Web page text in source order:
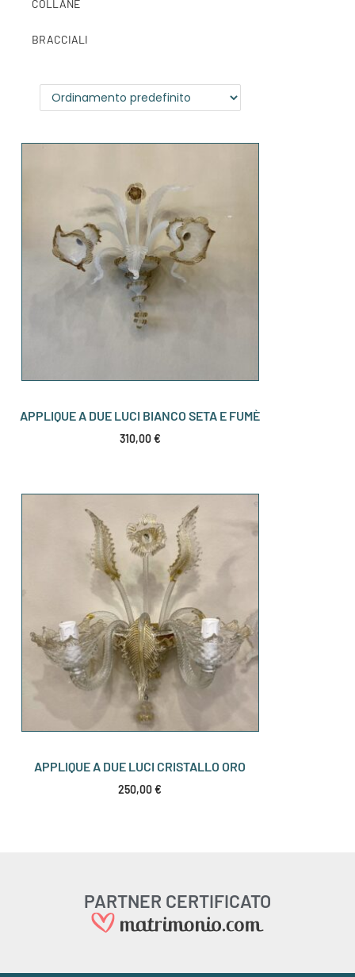
COLLANE
BRACCIALI
APPLIQUE A DUE LUCI BIANCO SETA E FUMÈ
310,00€
APPLIQUE A DUE LUCI CRISTALLO ORO
250,00€
PARTNER CERTIFICATO